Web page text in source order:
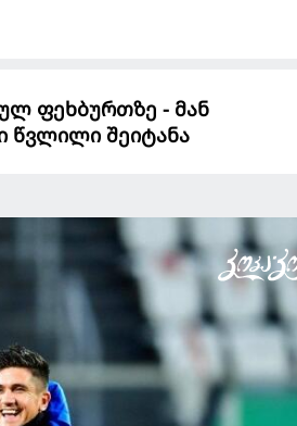
ფეხბურთზე - მან
წვლილი შეიტანა